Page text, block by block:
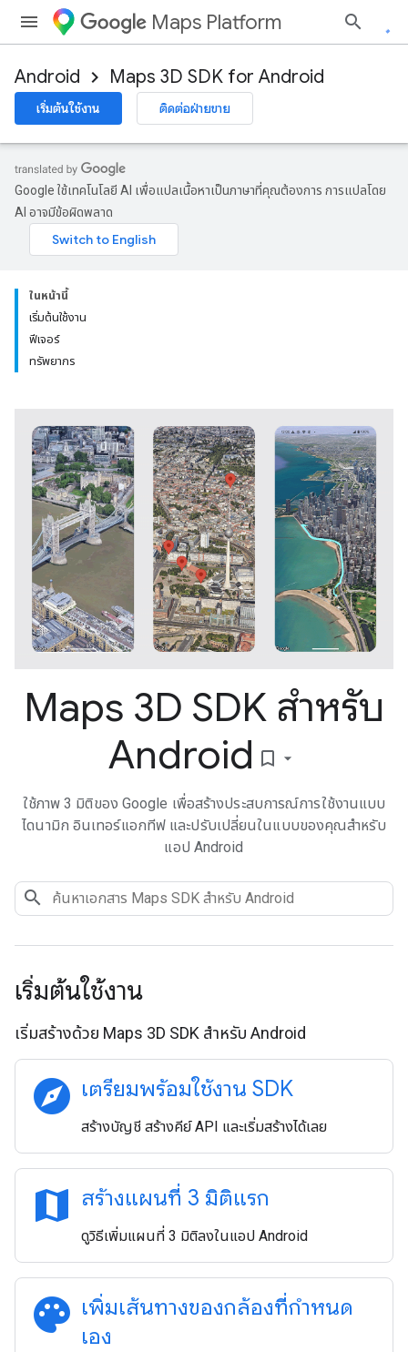
Maps Platform
Android Maps 3D SDK for Android
เริ่มต้นใช้งาน ติดต่อฝ่ายขาย
Google ใช้เทคโนโลยี AI เพื่อแปลเนื้อหาเป็นภาษาที่คุณต้องการ การแปลโดย
AI อาจมีข้อผิดพลาด
ในหน้านี้
เริ่มต้นใช้งาน
ฟีเจอร์
ทรัพยากร
Maps 3D SDK สำหรับ
Android bookmark_border
ใช้ภาพ 3 มิติของ Google เพื่อสร้างประสบการณ์การใช้งานแบบ
ไดนามิก อินเทอร์แอกทีฟ และปรับเปลี่ยนในแบบของคุณสำหรับ
แอป Android
เริ่มต้นใช้งาน
เริ่มสร้างด้วย Maps 3D SDK สำหรับ Android
explore เตรียมพร้อมใช้งาน SDK
สร้างบัญชี สร้างคีย์ API และเริ่มสร้างได้เลย
map สร้างแผนที่ 3 มิติแรก
ดูวิธีเพิ่มแผนที่ 3 มิติลงในแอป Android
palette เพิ่มเส้นทางของกล้องที่กำหนด
เอง